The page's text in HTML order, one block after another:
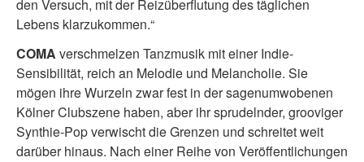
den Versuch, mit der Reizüberflutung des täglichen
Lebens klarzukommen.“
COMA verschmelzen Tanzmusik mit einer Indie-
Sensibilität, reich an Melodie und Melancholie. Sie
mögen ihre Wurzeln zwar fest in der sagenumwobenen
Kölner Clubszene haben, aber ihr sprudelnder, grooviger
Synthie-Pop verwischt die Grenzen und schreitet weit
darüber hinaus. Nach einer Reihe von Veröffentlichungen